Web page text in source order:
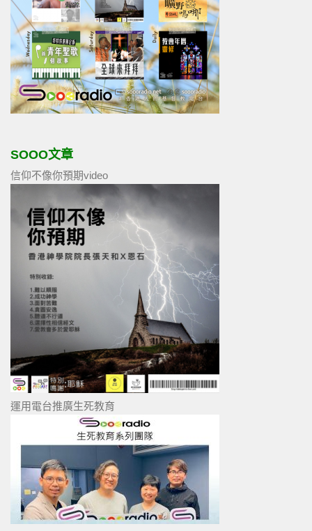
SOOO文章
信仰不像你預期video
運用電台推廣生死教育